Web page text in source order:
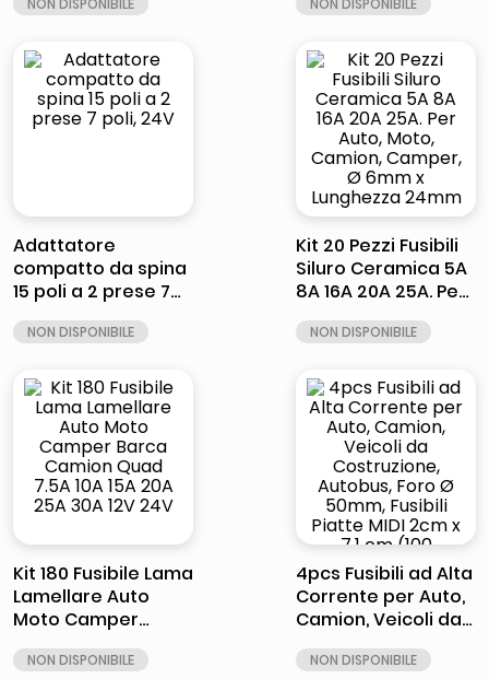
Adattatore
compatto da spina
15 poli a 2 prese 7
poli, 24V
Kit 20 Pezzi Fusibili
Siluro Ceramica 5A
8A 16A 20A 25A. Per
Auto, Moto, Camion,
Camper, Ø 6mm x
Kit 180 Fusibile Lama
Lamellare Auto
Moto Camper
Barca Camion
Quad 7.5A 10A 15A
4pcs Fusibili ad Alta
Corrente per Auto,
Camion, Veicoli da
Costruzione,
Autobus, Foro Ø